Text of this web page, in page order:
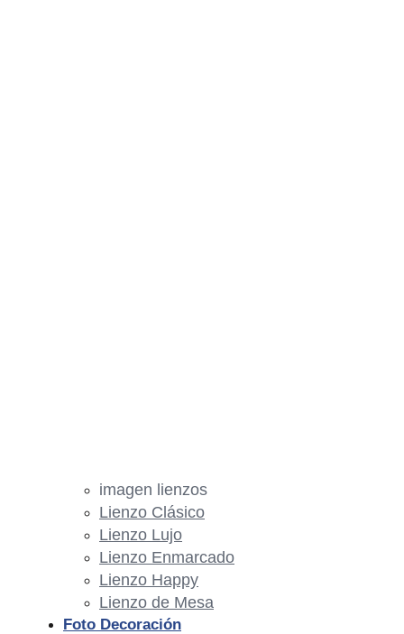
imagen lienzos
Lienzo Clásico
Lienzo Lujo
Lienzo Enmarcado
Lienzo Happy
Lienzo de Mesa
Foto Decoración